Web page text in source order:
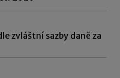
zvláštní sazby daně za